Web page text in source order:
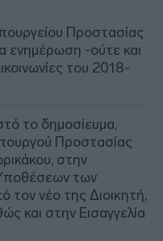
Προστασίας
ενημέρωση -ούτε και
του 2018-
το δημοσίευμα,
Προστασίας
στην
των
νέο της Διοικητή,
και στην Εισαγγελία